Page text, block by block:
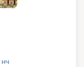
нч